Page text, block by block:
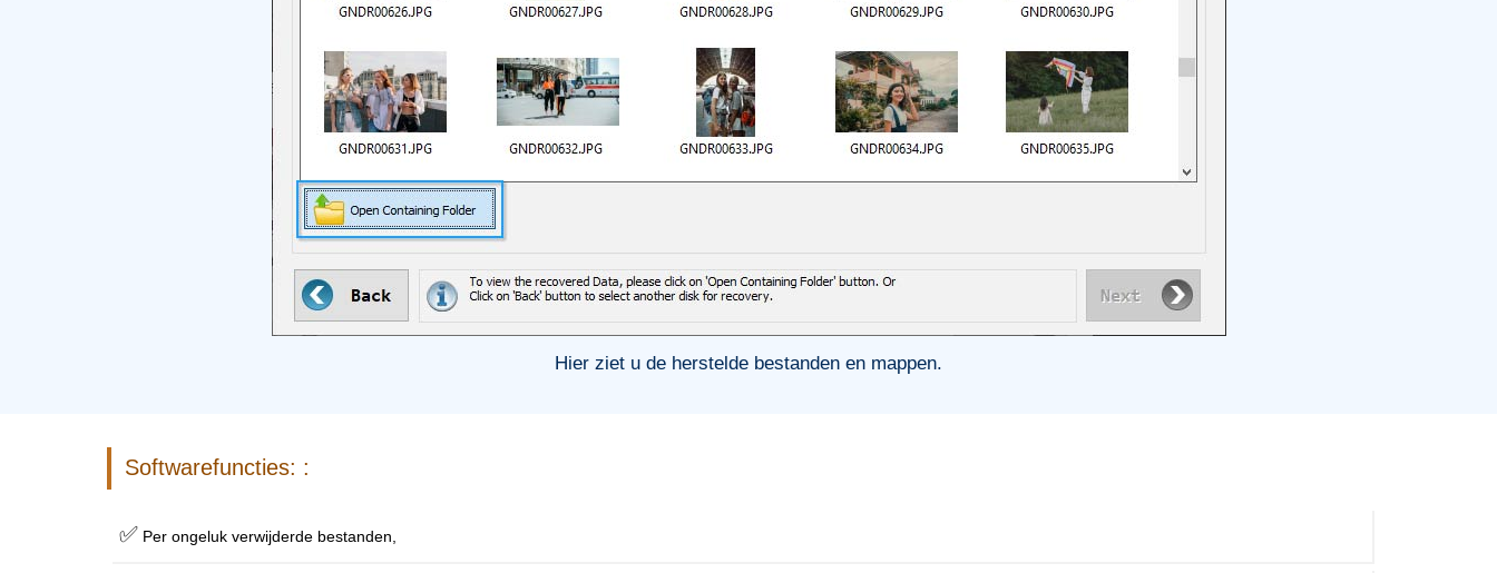
Hier ziet u de herstelde bestanden en mappen.
Softwarefuncties: :
✅ Per ongeluk verwijderde bestanden,